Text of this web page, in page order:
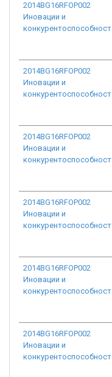
2014BG16RFOP002
Иновации и
конкурентоспособност
2014BG16RFOP002
Иновации и
конкурентоспособност
2014BG16RFOP002
Иновации и
конкурентоспособност
2014BG16RFOP002
Иновации и
конкурентоспособност
2014BG16RFOP002
Иновации и
конкурентоспособност
2014BG16RFOP002
Иновации и
конкурентоспособност